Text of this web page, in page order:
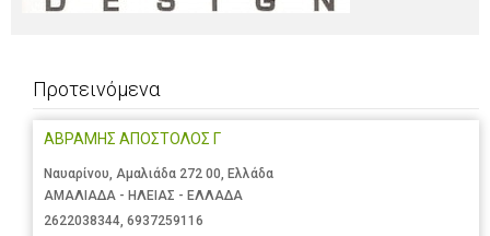
Προτεινόμενα
ΑΒΡΑΜΗΣ ΑΠΟΣΤΟΛΟΣ Γ
Ναυαρίνου, Αμαλιάδα 272 00, Ελλάδα
ΑΜΑΛΙΑΔΑ - ΗΛΕΙΑΣ - ΕΛΛΑΔΑ
2622038344, 6937259116